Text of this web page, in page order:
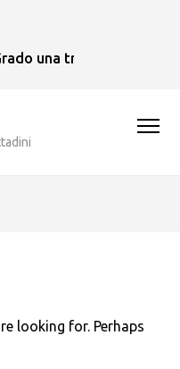
una tradizione che
looking for. Perhaps